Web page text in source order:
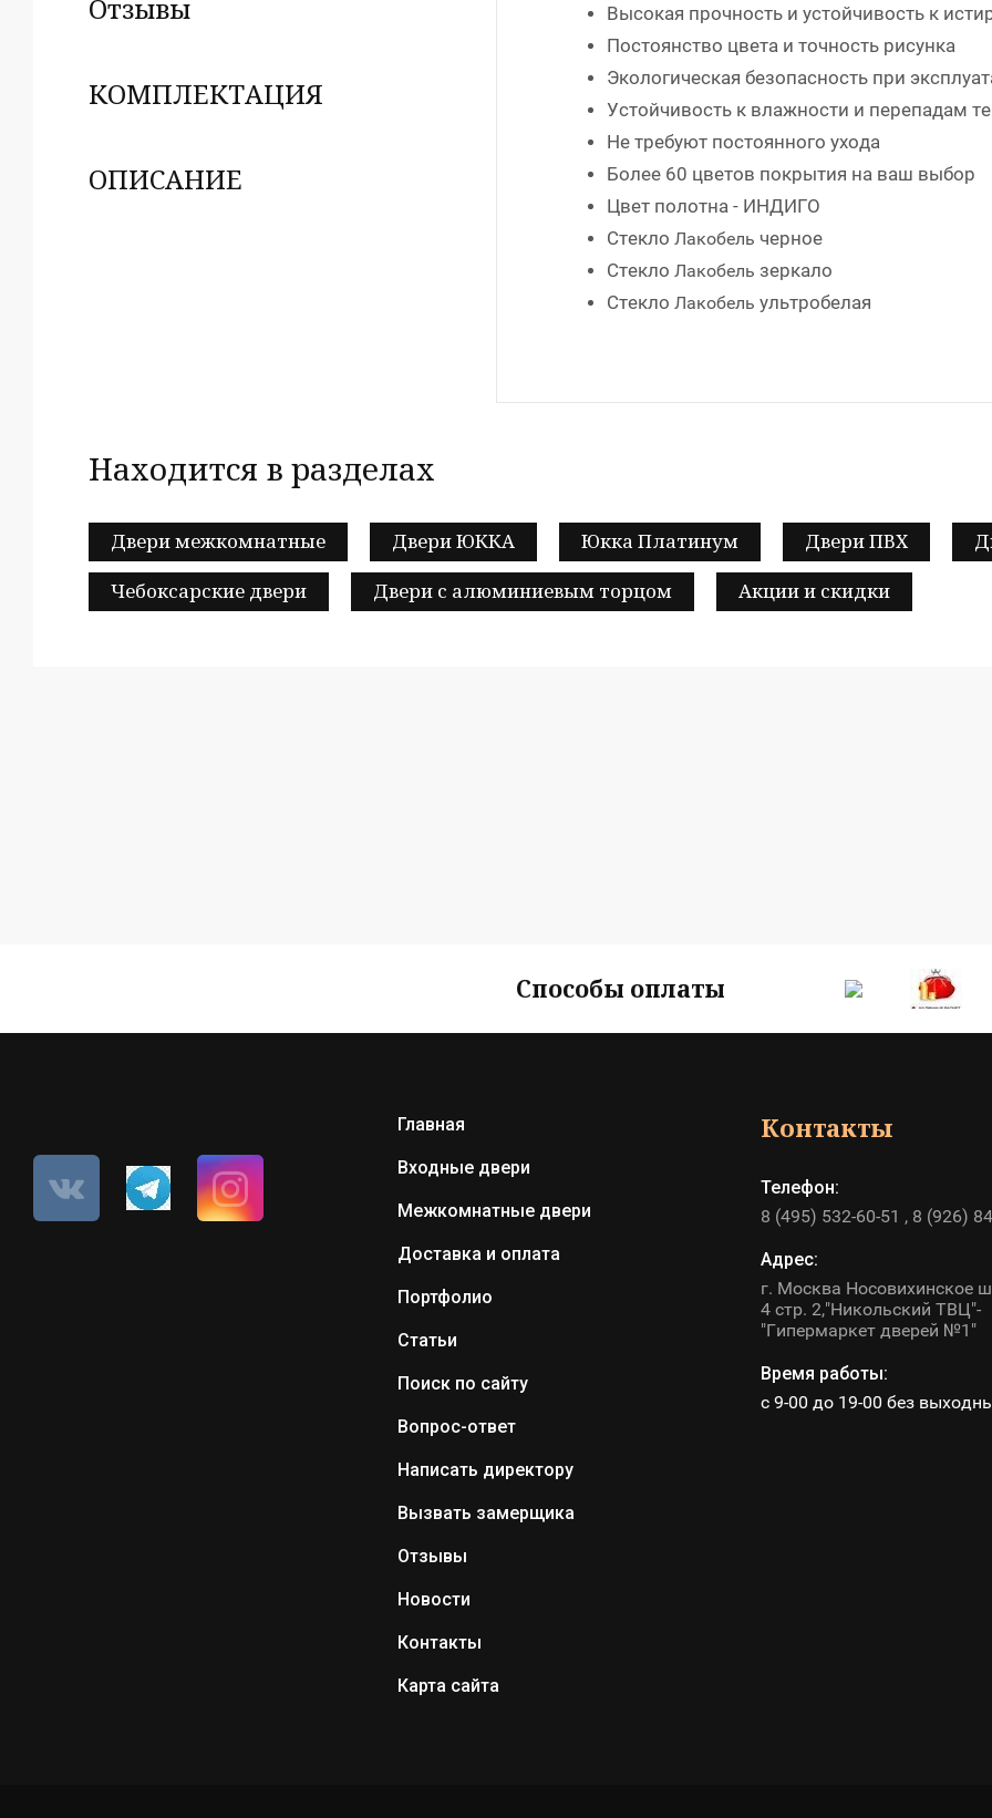
Отзывы
КОМПЛЕКТАЦИЯ
ОПИСАНИЕ
Высокая прочность и устойчивость к
Постоянство цвета и точность рисунка
Экологическая безопасность при
Устойчивость к влажности и перепадам
Не требуют постоянного ухода
Более 60 цветов покрытия на ваш выбор
Цвет полотна - ИНДИГО
Стекло Лакобель черное
Стекло Лакобель зеркало
Стекло Лакобель ультробелая
Находится в разделах
Двери межкомнатные Двери ЮККА Юкка Платинум Двери ПВХ
Чебоксарские двери
Двери с алюминиевым торцом Акции и скидки
Способы оплаты
Главная
Входные двери
Межкомнатные двери
Доставка и оплата
Портфолио
Статьи
Поиск по сайту
Вопрос-ответ
Написать директору
Вызвать замерщика
Отзывы
Новости
Контакты
Карта сайта
Контакты
Телефон:
8 (495) 532-60-51
8 (926)
Адрес:
г. Москва Носовихинское
4 стр. 2,"Никольский ТВЦ"-
"Гипермаркет дверей №1"
Время работы:
с 9-00 до 19-00 без